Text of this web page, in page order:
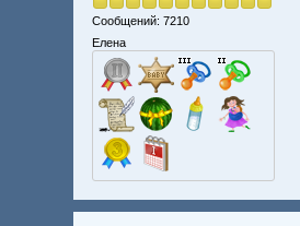
Сообщений: 7210
Елена